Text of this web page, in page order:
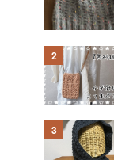
2
3